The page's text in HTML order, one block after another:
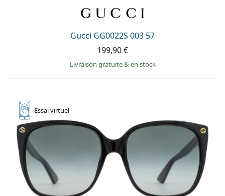
Gucci GG0022S 003 57
199,90 €
Livraison gratuite& en stock
Essaivirtuel